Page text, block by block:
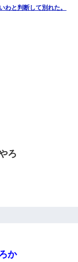
母親「あっち行っ
けた母親がすっ飛
なことが判明。→母
(土下座」俺・嫁
ずにお金貸してく
10万円ぐら
わと判断して別れた。
ろ
か